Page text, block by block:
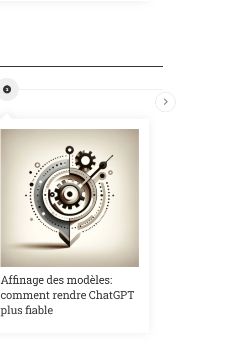
Affinage des modèles:
comment rendre ChatGPT
plus fiable